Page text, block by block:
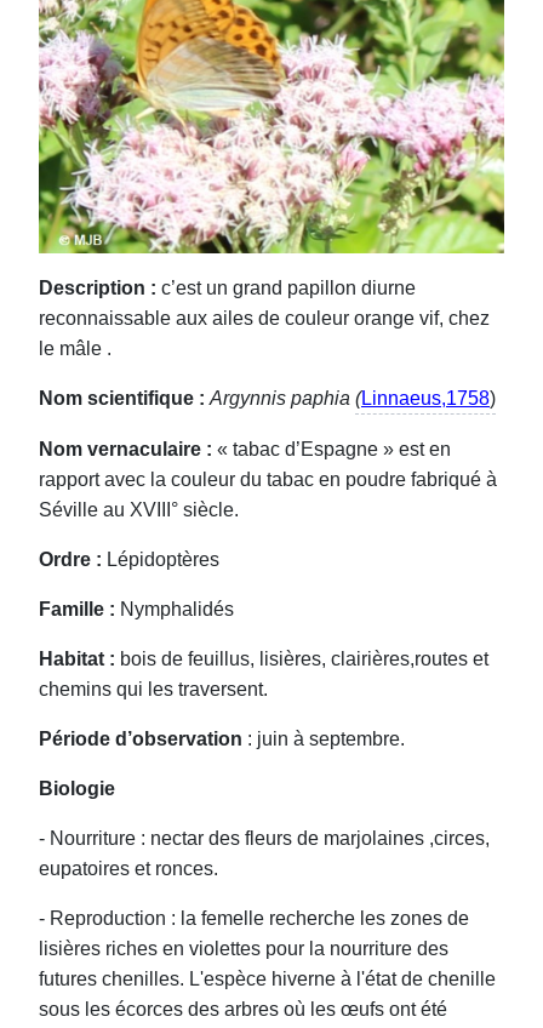
Description : c’est un grand papillon diurne
reconnaissable aux ailes de couleur orange vif, chez
le mâle .
Nom scientifique : Argynnis paphia (Linnaeus,1758)
Nom vernaculaire : « tabac d’Espagne » est en
rapport avec la couleur du tabac en poudre fabriqué à
Séville au XVIII° siècle.
Ordre : Lépidoptères
Famille : Nymphalidés
Habitat : bois de feuillus, lisières, clairières,routes et
chemins qui les traversent.
Période d’observation : juin à septembre.
Biologie
- Nourriture : nectar des fleurs de marjolaines ,circes,
eupatoires et ronces.
- Reproduction : la femelle recherche les zones de
lisières riches en violettes pour la nourriture des
futures chenilles. L'espèce hiverne à l'état de chenille
sous les écorces des arbres où les œufs ont été